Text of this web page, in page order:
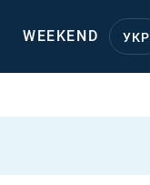
WEEKEND УКР